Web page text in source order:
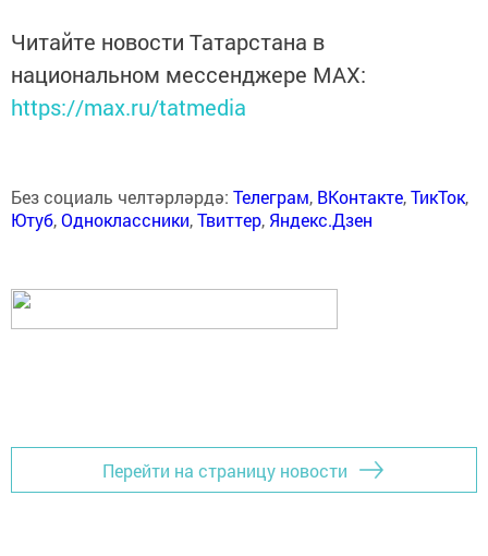
Читайте новости Татарстана в
национальном мессенджере MАХ:
https://max.ru/tatmedia
Без социаль челтәрләрдә: Телеграм, ВКонтакте,ТикТок,
Ютуб,Одноклассники,Твиттер, Яндекс.Дзен
Перейти на страницу новости